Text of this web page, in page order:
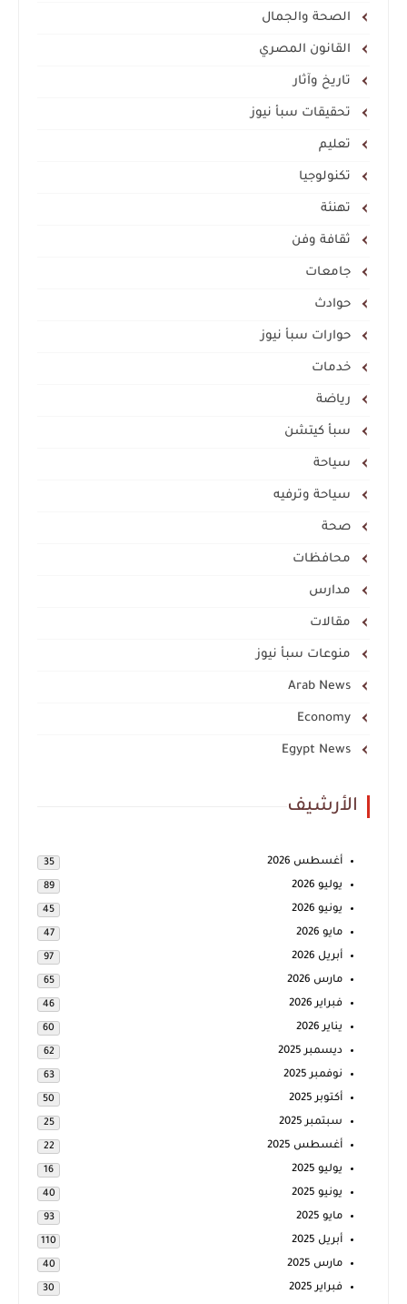
الصحة والجمال
القانون المصري
تاريخ وآثار
تحقيقات سبأ نيوز
تعليم
تكنولوجيا
تهنئة
ثقافة وفن
جامعات
حوادث
حوارات سبأ نيوز
خدمات
رياضة
سبأ كيتشن
سياحة
سياحة وترفيه
صحة
محافظات
مدارس
مقالات
منوعات سبأ نيوز
Arab News
Economy
Egypt News
الأرشيف
أغسطس 2026 35
يوليو 2026 89
يونيو 2026 45
مايو 2026 47
أبريل 2026 97
مارس 2026 65
فبراير 2026 46
يناير 2026 60
ديسمبر 2025 62
نوفمبر 2025 63
أكتوبر 2025 50
سبتمبر 2025 25
أغسطس 2025 22
يوليو 2025 16
يونيو 2025 40
مايو 2025 93
أبريل 2025 110
مارس 2025 40
فبراير 2025 30